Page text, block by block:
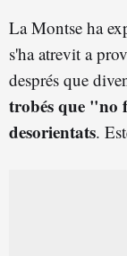
La Montse ha
s'ha atrevit a
després que
trobés que "no
desorientats.